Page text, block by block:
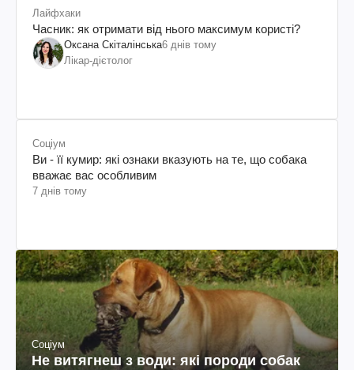
Лайфхаки
Часник: як отримати від нього максимум користі?
Оксана Скіталінська6 днів тому
Лікар-дієтолог
Соціум
Ви - її кумир: які ознаки вказують на те, що собака
вважає вас особливим
7 днів тому
Соціум
Не витягнеш з води: які породи собак